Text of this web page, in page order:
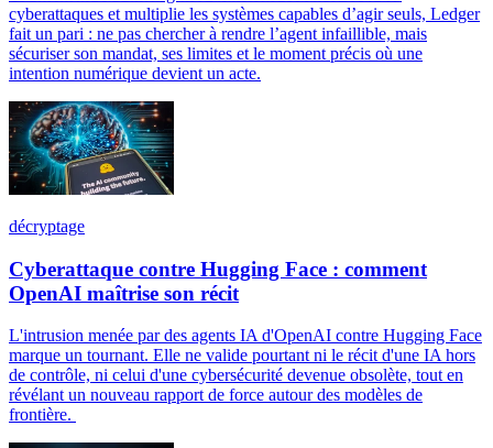
cyberattaques et multiplie les systèmes capables d’agir seuls, Ledger
fait un pari : ne pas chercher à rendre l’agent infaillible, mais
sécuriser son mandat, ses limites et le moment précis où une
intention numérique devient un acte.
décryptage
Cyberattaque contre Hugging Face : comment
OpenAI maîtrise son récit
L'intrusion menée par des agents IA d'OpenAI contre Hugging Face
marque un tournant. Elle ne valide pourtant ni le récit d'une IA hors
de contrôle, ni celui d'une cybersécurité devenue obsolète, tout en
révélant un nouveau rapport de force autour des modèles de
frontière.